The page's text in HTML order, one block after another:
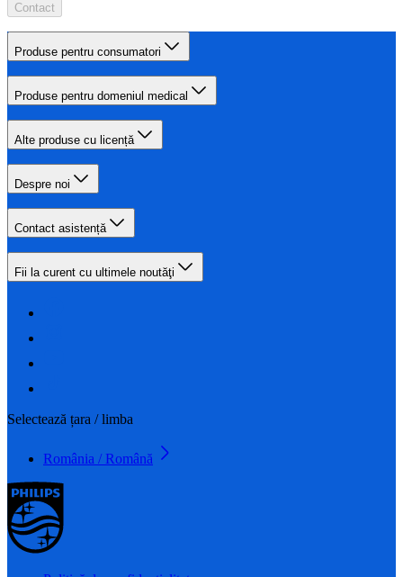
Contact
Produse pentru consumatori
Produse pentru domeniul medical
Alte produse cu licență
Despre noi
Contact asistență
Fii la curent cu ultimele noutăţi
Selectează țara / limba
România / Română